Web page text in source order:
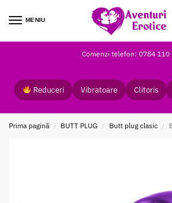
MENIU
Comenzi telefon: 0784 110
Reduceri Vibratoare Clitoris
Prima pagină / BUTT PLUG / Butt plug clasic /